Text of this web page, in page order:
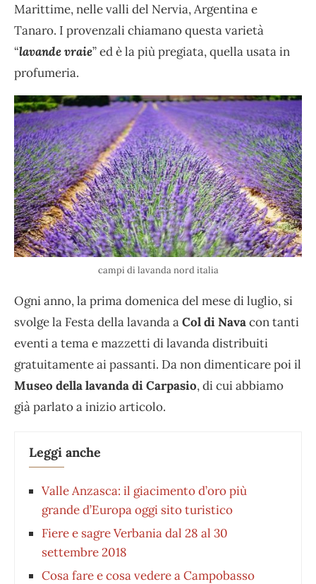
Marittime, nelle valli del Nervia, Argentina e
Tanaro. I provenzali chiamano questa varietà
“lavande vraie” ed è la più pregiata, quella usata in
profumeria.
campi di lavanda nord italia
Ogni anno, la prima domenica del mese di luglio, si
svolge la Festa della lavanda aCol di Navacon tanti
eventi a tema e mazzetti di lavanda distribuiti
gratuitamente ai passanti. Da non dimenticare poi il
Museo della lavanda di Carpasio, di cui abbiamo
già parlato a inizio articolo.
Leggi anche
Valle Anzasca: il giacimento d’oro più
grande d’Europa oggi sito turistico
Fiere e sagre Verbania dal 28 al 30
settembre 2018
Cosa fare e cosa vedere a Campobasso